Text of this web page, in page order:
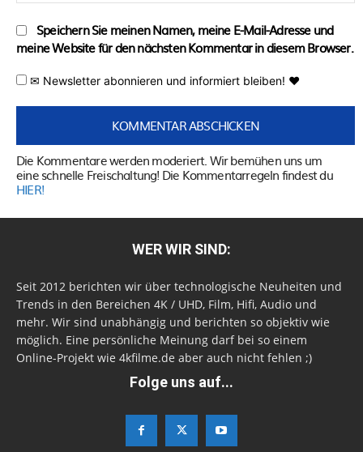
Speichern Sie meinen Namen, meine E-Mail-Adresse und
meine Website für den nächsten Kommentar in diesem Browser.
✉ Newsletter abonnieren und informiert bleiben! ♥
Die Kommentare werden moderiert. Wir bemühen uns um
eine schnelle Freischaltung! Die Kommentarregeln findest du
HIER!
WER WIR SIND:
Seit 2012 berichten wir über technologische Neuheiten und
Trends in den Bereichen 4K / UHD, Film, Hifi, Audio und
mehr. Wir sind unabhängig und berichten so objektiv wie
möglich. Eine persönliche Meinung darf bei so einem
Online-Projekt wie 4kfilme.de aber auch nicht fehlen ;)
Folge uns auf...